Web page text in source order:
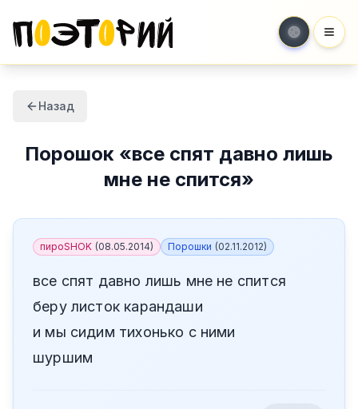
Назад
Порошок «все спят давно лишь
мне не спится»
пироSHOK (08.05.2014) Порошки (02.11.2012)
все спят давно лишь мне не спится
беру листок карандаши
и мы сидим тихонько с ними
шуршим